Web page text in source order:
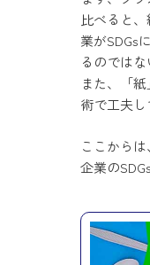
比べると
業がSDGs
るのではな
また、「
術で工夫
ここから
企業の